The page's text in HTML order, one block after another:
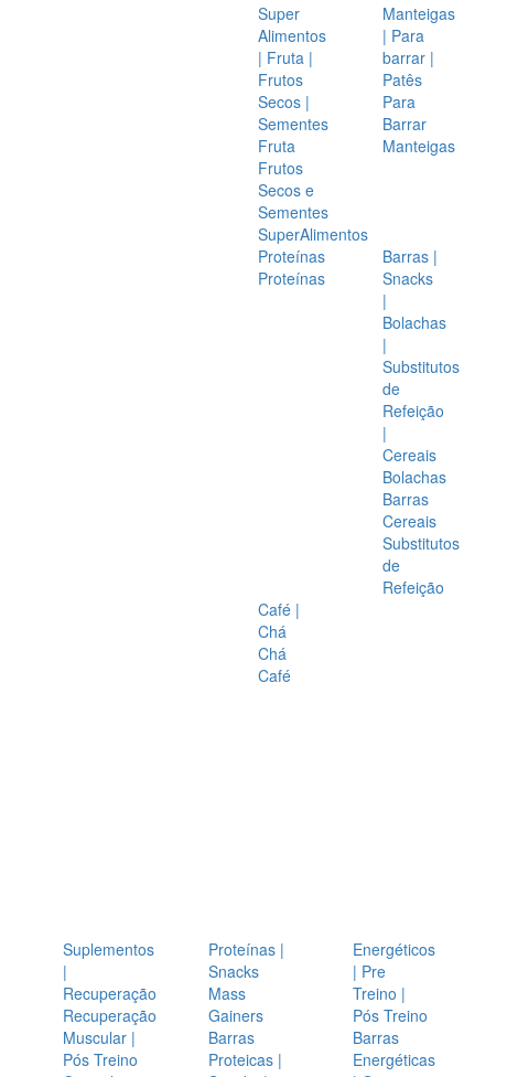
Super
Alimentos
| Fruta |
Frutos
Secos |
Sementes
Fruta
Frutos
Secos e
Sementes
SuperAlimentos
Manteigas
| Para
barrar |
Patês
Para
Barrar
Manteigas
Proteínas
Proteínas
Barras |
Snacks
|
Bolachas
|
Substitutos
de
Refeição
|
Cereais
Bolachas
Barras
Cereais
Substitutos
de
Refeição
Café |
Chá
Chá
Café
Suplementos
|
Recuperação
Recuperação
Muscular |
Pós Treino
Proteínas |
Snacks
Mass
Gainers
Barras
Proteicas |
Energéticos
| Pre
Treino |
Pós Treino
Barras
Energéticas